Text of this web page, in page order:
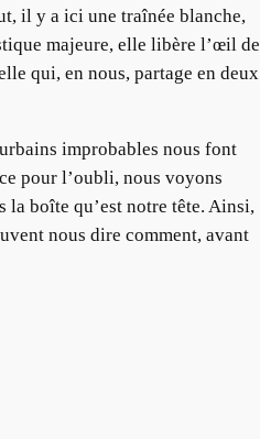
il y a ici une traînée blanche,
majeure, elle libère l’œil de
qui, en nous, partage en deux
improbables nous font
pour l’oubli, nous voyons
la boîte qu’est notre tête. Ainsi,
nous dire comment, avant